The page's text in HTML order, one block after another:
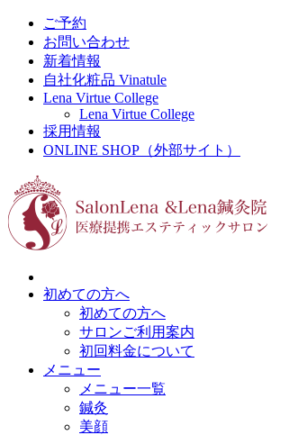
ご予約
お問い合わせ
新着情報
自社化粧品 Vinatule
Lena Virtue College
Lena Virtue College
採用情報
ONLINE SHOP（外部サイト）
初めての方へ
初めての方へ
サロンご利用案内
初回料金について
メニュー
メニュー一覧
鍼灸
美顔